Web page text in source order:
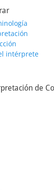
intérprete
de